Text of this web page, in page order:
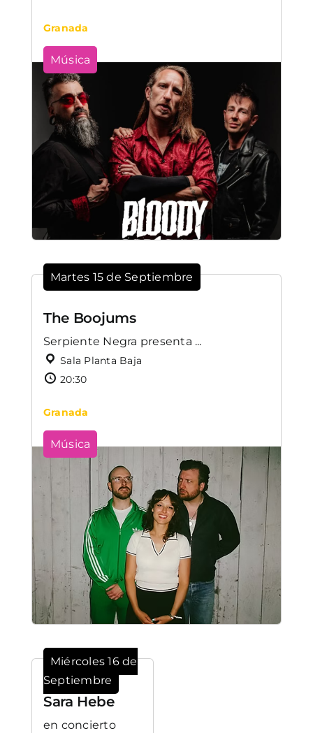
Granada
Música
Martes 15 de Septiembre
The Boojums
Serpiente Negra presenta ...
Sala Planta Baja
20:30
Granada
Música
Miércoles 16 de
Septiembre
Sara Hebe
en concierto